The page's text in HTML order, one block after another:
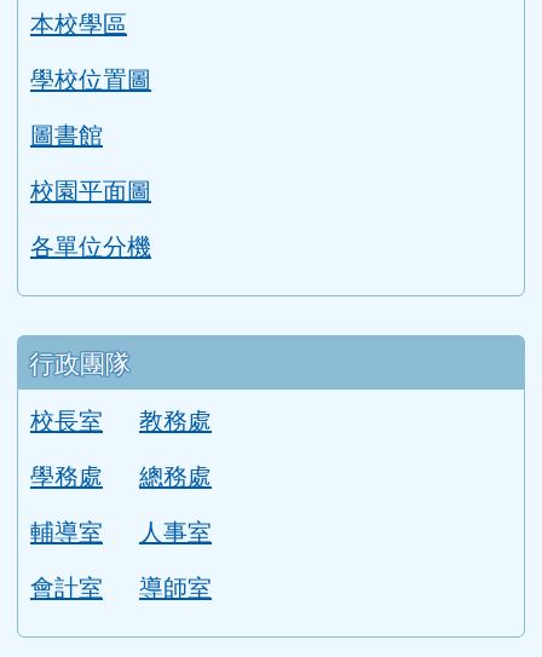
本校學區
學校位置圖
圖書館
校園平面圖
各單位分機
行政團隊
校長室
教務處
學務處
總務處
輔導室
人事室
會計室
導師室